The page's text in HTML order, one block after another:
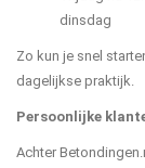
dinsdag
Zo kun je snel
dagelijkse praktijk.
Persoonlijke
Achter